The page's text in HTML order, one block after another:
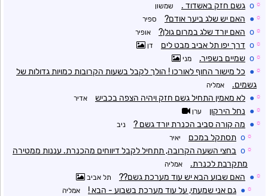
☼
o גשם חזק באשדוד . שמשון
☼
● האם יש שלג ביער אודם? ספיר
☼
o האם יורד שלג במרום גולן? אופיר
☼
o דרך יפו תל אביב מבט לים דן
☼
o שמיים בשפיר. מני
☼
● כל מישור החוף לאורכו ! הולך לקבל בשעות הקרובות כמויות גדולות של
גשמים.
אמליה
☼
● לא מאמין התחיל גשם חזק ויהיה הצפה בכביש אדיר
☼
● נחל הירקון ערן
☼
● מה קורה סביב הכנרת יורד גשם ? ניב
☼
o תסתקל במכם יאיר
☼
o בחצי השעה הקרובה, תתחיל לקבל דיווחים מהכנרת. עננות ממטירה
מתקרבת לכנרת.
אמליה
☼
● האם שבוע הבא יש עוד מערכת גשם?? תל אביב
☼
● גם אני שמעתי, על עוד מערכת בשבוע - הבא ! אמליה